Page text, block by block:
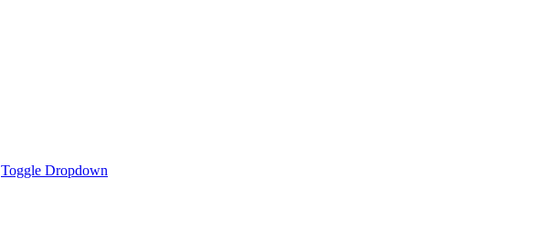
Toggle Dropdown